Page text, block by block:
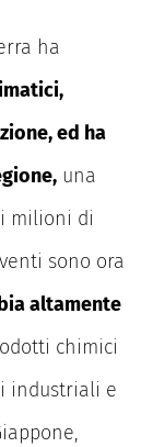
ha
ed ha
una
milioni di
sono ora
altamente
chimici
industriali e